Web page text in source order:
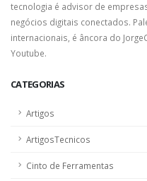
CATEGORIAS
Artigos
ArtigosTecnicos
Cinto de Ferramentas
tecnologia é advisor de
negócios digitais conectados.
internacionais, é âncora do
Youtube.